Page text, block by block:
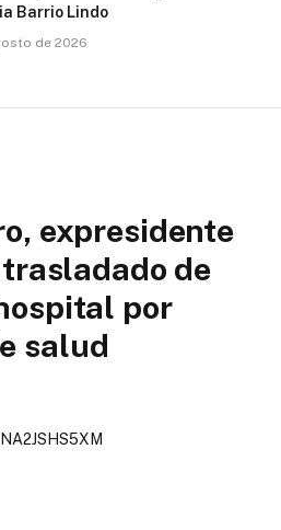
Barrio Lindo
de 2026
expresidente
de
por
salud